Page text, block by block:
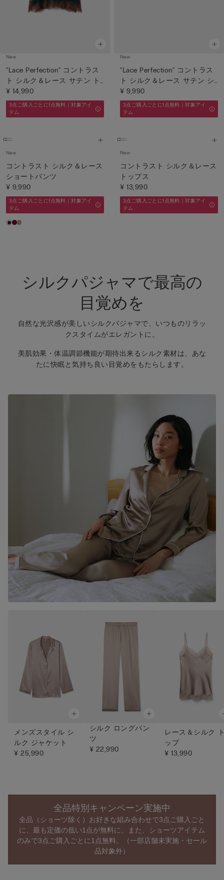
New
"Lace Perfection" コントラス
ト シルク＆レース サテン ト
ップス
¥ 14,990
3点ご購入ごとに1点無料｜対象アイ
テム
New
"Lace Perfection" コントラス
ト シルク＆レース サテン シ
ョートパンツ
¥ 9,990
3点ご購入ごとに1点無料｜対象アイ
テム
New
コントラスト シルク＆レース
ショートパンツ
¥ 9,990
3点ご購入ごとに1点無料｜対象アイ
テム
New
コントラスト シルク＆レース
トップス
¥ 13,990
3点ご購入ごとに1点無料｜対象アイ
テム
シルクパジャマで最高の
目覚めを
自然な光沢感が美しいシルクパジャマで、いつものリラッ
クスタイムがエレガントに。
美肌効果・体温調節機能が期待出来るシルク素材は、あな
たに快眠と気持ち良い目覚めをもたらします。
メンズスタイル シ
ルク ジャケット
¥ 25,990
シルク ロングパン
ツ
¥ 22,990
レース＆シルク
ップ
¥ 13,990
全品特別キャンペーン実施中
全品（ショーツ除く）お好きな組み合わせで3点ご購入ごと
に、最も定価の低い1点が無料に。また、ショーツアイテム
のみで3点ご購入ごとに1点無料。（一部店舗未実施・セール
品対象外）